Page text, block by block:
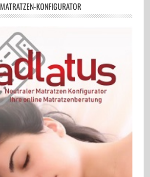
MATRATZEN-KONFIGURATOR